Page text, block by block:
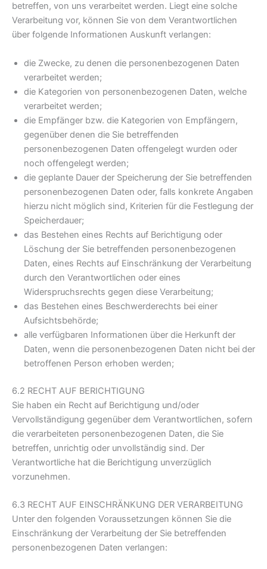
betreffen, von uns verarbeitet werden. Liegt eine solche
Verarbeitung vor, können Sie von dem Verantwortlichen
über folgende Informationen Auskunft verlangen:
die Zwecke, zu denen die personenbezogenen Daten
verarbeitet werden;
die Kategorien von personenbezogenen Daten, welche
verarbeitet werden;
die Empfänger bzw. die Kategorien von Empfängern,
gegenüber denen die Sie betreffenden
personenbezogenen Daten offengelegt wurden oder
noch offengelegt werden;
die geplante Dauer der Speicherung der Sie betreffenden
personenbezogenen Daten oder, falls konkrete Angaben
hierzu nicht möglich sind, Kriterien für die Festlegung der
Speicherdauer;
das Bestehen eines Rechts auf Berichtigung oder
Löschung der Sie betreffenden personenbezogenen
Daten, eines Rechts auf Einschränkung der Verarbeitung
durch den Verantwortlichen oder eines
Widerspruchsrechts gegen diese Verarbeitung;
das Bestehen eines Beschwerderechts bei einer
Aufsichtsbehörde;
alle verfügbaren Informationen über die Herkunft der
Daten, wenn die personenbezogenen Daten nicht bei der
betroffenen Person erhoben werden;
6.2 RECHT AUF BERICHTIGUNG
Sie haben ein Recht auf Berichtigung und/oder
Vervollständigung gegenüber dem Verantwortlichen, sofern
die verarbeiteten personenbezogenen Daten, die Sie
betreffen, unrichtig oder unvollständig sind. Der
Verantwortliche hat die Berichtigung unverzüglich
vorzunehmen.
6.3 RECHT AUF EINSCHRÄNKUNG DER VERARBEITUNG
Unter den folgenden Voraussetzungen können Sie die
Einschränkung der Verarbeitung der Sie betreffenden
personenbezogenen Daten verlangen: